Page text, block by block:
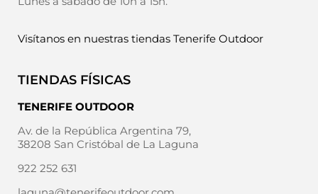
Visítanos en nuestras tiendas Tenerife Outdoor
TIENDAS FÍSICAS
TENERIFE OUTDOOR
Av. de la República Argentina 79,
38208 San Cristóbal de La Laguna
922 252 631